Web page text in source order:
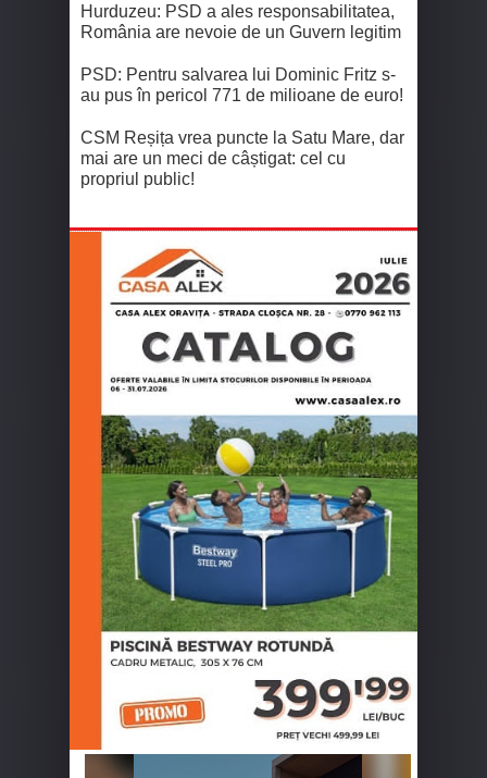
Hurduzeu: PSD a ales responsabilitatea,
România are nevoie de un Guvern legitim
PSD: Pentru salvarea lui Dominic Fritz s-
au pus în pericol 771 de milioane de euro!
CSM Reșița vrea puncte la Satu Mare, dar
mai are un meci de câștigat: cel cu
propriul public!